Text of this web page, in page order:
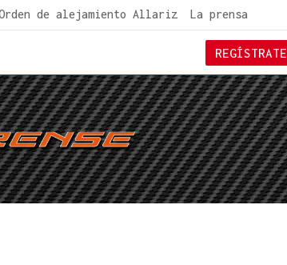
de alejamiento Allariz La prensa
REGÍSTRATE